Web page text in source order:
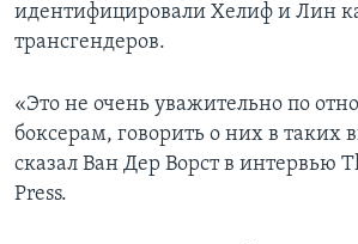
идентифицировали Хелиф и Лин
трансгендеров.
«Это не очень уважительно по
боксерам, говорить о них в таких
сказал Ван Дер Ворст в интервью
Press.